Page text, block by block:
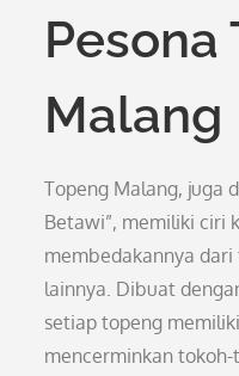
Pesona
Malang
Topeng Malang, juga
Betawi”, memiliki ciri
membedakannya
lainnya. Dibuat
setiap topeng
mencerminkan